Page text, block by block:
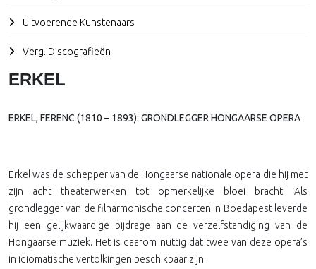
Uitvoerende Kunstenaars
Verg. Discografieën
ERKEL
ERKEL, FERENC (1810 – 1893): GRONDLEGGER HONGAARSE OPERA
Erkel was de schepper van de Hongaarse nationale opera die hij met
zijn acht theaterwerken tot opmerkelijke bloei bracht. Als
grondlegger van de filharmonische concerten in Boedapest leverde
hij een gelijkwaardige bijdrage aan de verzelfstandiging van de
Hongaarse muziek. Het is daarom nuttig dat twee van deze opera’s
in idiomatische vertolkingen beschikbaar zijn.